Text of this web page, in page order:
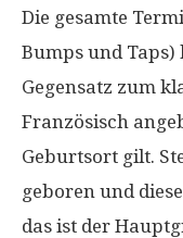
Die gesamte
Bumps und
Gegensatz zum
Französisch
Geburtsort gilt.
geboren und
das ist der